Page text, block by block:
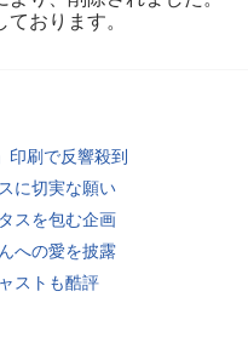
おります。
印刷で反響殺到
に切実な願い
スを包む企画
への愛を披露
ストも酷評